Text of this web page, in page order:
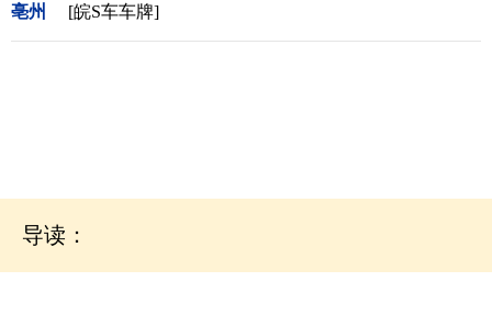
亳州 [皖S车车牌]
导读：